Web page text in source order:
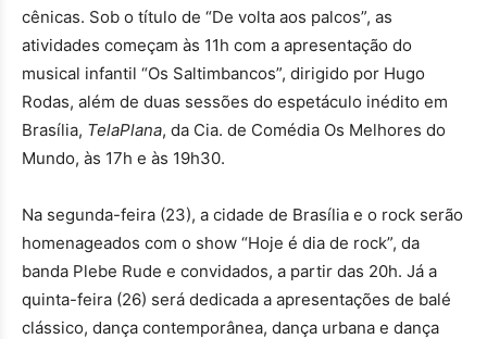
cênicas. Sob o título de “De volta aos palcos”, as
atividades começam às 11h com a apresentação do
musical infantil “Os Saltimbancos”, dirigido por Hugo
Rodas, além de duas sessões do espetáculo inédito em
Brasília, TelaPlana, da Cia. de Comédia Os Melhores do
Mundo, às 17h e às 19h30.
Na segunda-feira (23), a cidade de Brasília e o rock serão
homenageados com o show “Hoje é dia de rock”, da
banda Plebe Rude e convidados, a partir das 20h. Já a
quinta-feira (26) será dedicada a apresentações de balé
clássico, dança contemporânea, dança urbana e dança